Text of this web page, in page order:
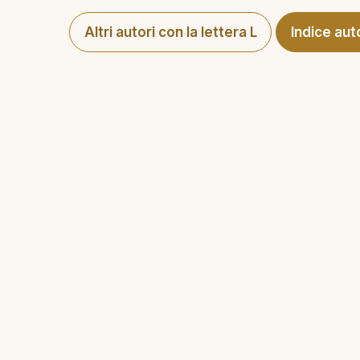
Altri autori con la lettera L Indice